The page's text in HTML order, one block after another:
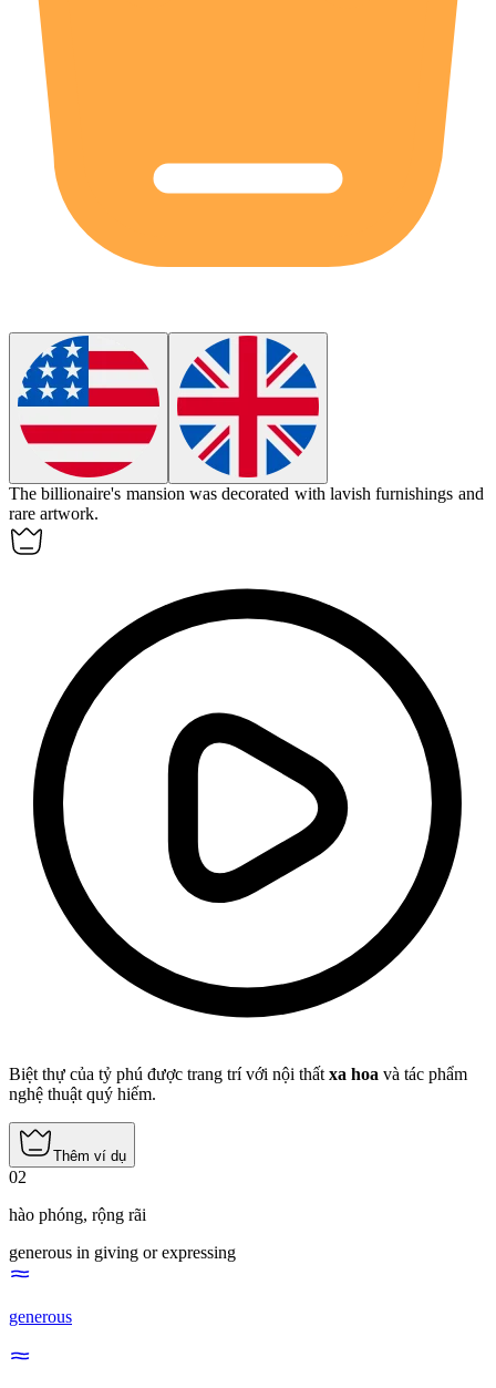
The billionaire's mansion was decorated with lavish furnishings and
rare artwork.
Biệt thự của tỷ phú được trang trí với nội thất xa hoa và tác phẩm
nghệ thuật quý hiếm.
Thêm ví dụ
02
hào phóng, rộng rãi
generous in giving or expressing
generous